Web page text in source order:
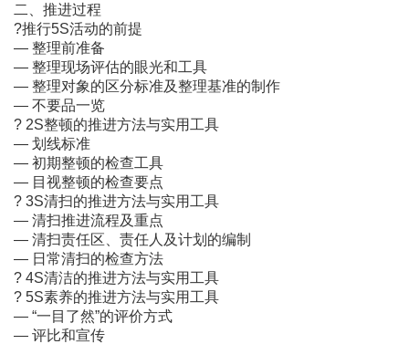
二、推进过程
?推行5S活动的前提
― 整理前准备
― 整理现场评估的眼光和工具
― 整理对象的区分标准及整理基准的制作
― 不要品一览
? 2S整顿的推进方法与实用工具
― 划线标准
― 初期整顿的检查工具
― 目视整顿的检查要点
? 3S清扫的推进方法与实用工具
― 清扫推进流程及重点
― 清扫责任区、责任人及计划的编制
― 日常清扫的检查方法
? 4S清洁的推进方法与实用工具
? 5S素养的推进方法与实用工具
― “一目了然”的评价方式
― 评比和宣传